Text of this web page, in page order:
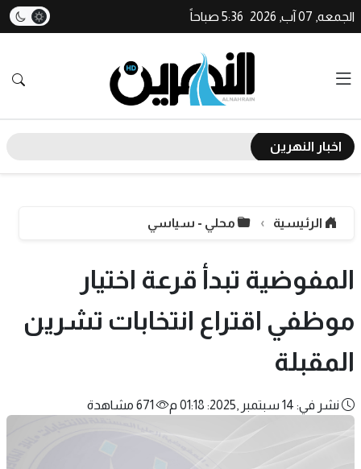
الجمعه, 07 آب, 2026 5:36 صباحاً
اخبار النهرين
الرئيسية محلي - سياسي
المفوضية تبدأ قرعة اختيار
موظفي اقتراع انتخابات تشرين
المقبلة
نشر في: 14 سبتمبر ,2025: 01:18 م 671 مشاهدة